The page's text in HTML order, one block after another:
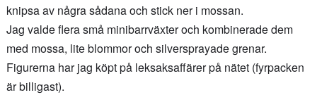
knipsa av några sådana och stick ner i mossan.
Jag valde flera små minibarrväxter och kombinerade dem
med mossa, lite blommor och silversprayade grenar.
Figurerna har jag köpt på leksaksaffärer på nätet (fyrpacken
är billigast).